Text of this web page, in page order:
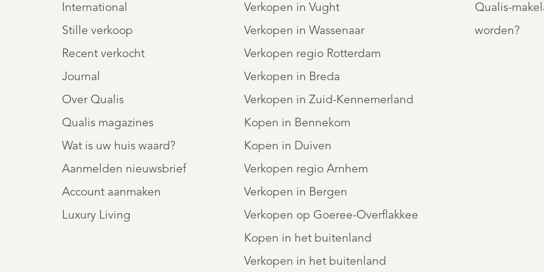
International
Stille verkoop
Recent verkocht
Journal
Over Qualis
Qualis magazines
Wat is uw huis waard?
Aanmelden nieuwsbrief
Account aanmaken
Luxury Living
Verkopen in Vught
Verkopen in Wassenaar
Verkopen regio Rotterdam
Verkopen in Breda
Verkopen in Zuid-Kennemerland
Kopen in Bennekom
Kopen in Duiven
Verkopen regio Arnhem
Verkopen in Bergen
Verkopen op Goeree-Overflakkee
Kopen in het buitenland
Verkopen in het buitenland
Qualis-
worden?